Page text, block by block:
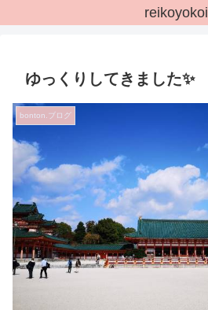
reikoyokoi
ゆっくりしてきました✨
bonton.ブログ